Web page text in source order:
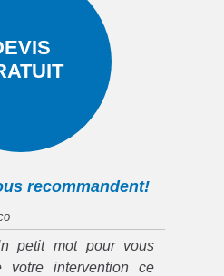
recommandent!
petit mot pour vous
votre intervention ce